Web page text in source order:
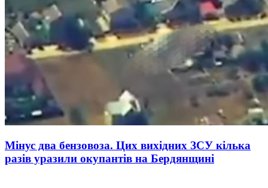
Мінус два бензовоза. Цих вихідних ЗСУ кілька
разів уразили окупантів на Бердянщині